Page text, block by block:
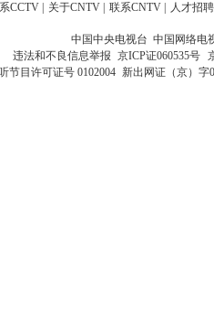
CCTV 关于CNTV 联系CNTV 人才招聘
中国中央电视台 中国网络电
违法和不良信息举报 京ICP证060535号
节目许可证号 0102004 新出网证（京）